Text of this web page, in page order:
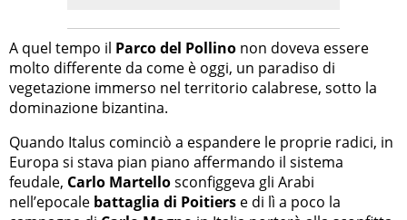
A quel tempo il Parco del Pollino non doveva essere
molto differente da come è oggi, un paradiso di
vegetazione immerso nel territorio calabrese, sotto la
dominazione bizantina.
Quando Italus cominciò a espandere le proprie radici, in
Europa si stava pian piano affermando il sistema
feudale, Carlo Martellosconfiggeva gli Arabi
nell’epocale battaglia di Poitiers e di lì a poco la